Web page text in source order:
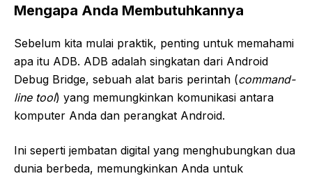
Mengapa Anda Membutuhkannya
Sebelum kita mulai praktik, penting untuk memahami
apa itu ADB. ADB adalah singkatan dari Android
Debug Bridge, sebuah alat baris perintah (command-
line tool) yang memungkinkan komunikasi antara
komputer Anda dan perangkat Android.
Ini seperti jembatan digital yang menghubungkan dua
dunia berbeda, memungkinkan Anda untuk